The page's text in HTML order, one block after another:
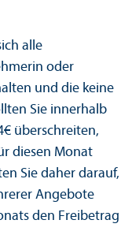
alle
oder
und die keine
Sie innerhalb
überschreiten,
diesen Monat
Sie daher darauf,
Angebote
den Freibetrag